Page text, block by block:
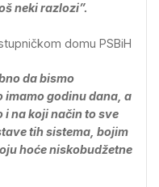
neki razlozi”.
domu PSBiH
da bismo
godinu dana, a
i na koji način to sve
tih sistema, bojim
hoće niskobudžetne